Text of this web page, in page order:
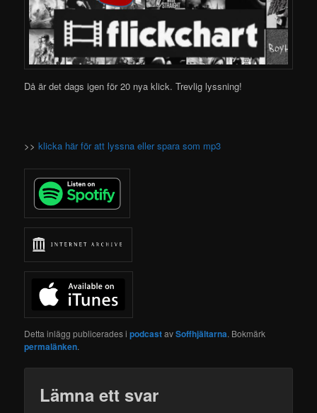
Då är det dags igen för 20 nya klick. Trevlig lyssning!
>>klicka här för att lyssna eller spara som mp3
Detta inlägg publicerades ipodcastavSoffhjältarna. Bokmärk
permalänken.
Lämna ett svar